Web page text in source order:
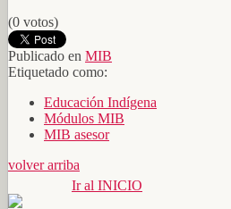
(0 votos)
Publicado en MIB
Etiquetado como:
Educación Indígena
Módulos MIB
MIB asesor
volver arriba
Ir al INICIO